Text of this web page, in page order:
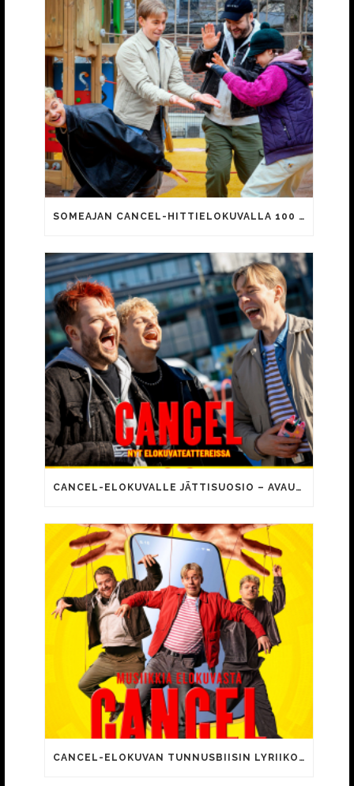
SOMEAJAN CANCEL-HITTIELOKUVALLA 100 000 KATSOJAA!
CANCEL-ELOKUVALLE JÄTTISUOSIO – AVAUSPÄIVÄNÄ JO 15 492 KATSOJAA!
CANCEL-ELOKUVAN TUNNUSBIISIN LYRIIKOISSA TUTTUJA MEEMIHOKEMIA YOUTUBE-VIDEOILTA!